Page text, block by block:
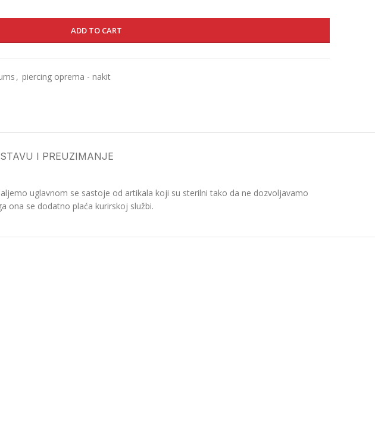
ADD TO CART
, piercing oprema - nakit
I PREUZIMANJE
uglavnom se sastoje od artikala koji su sterilni tako da ne dozvoljavamo
ona se dodatno plaća kurirskoj službi.